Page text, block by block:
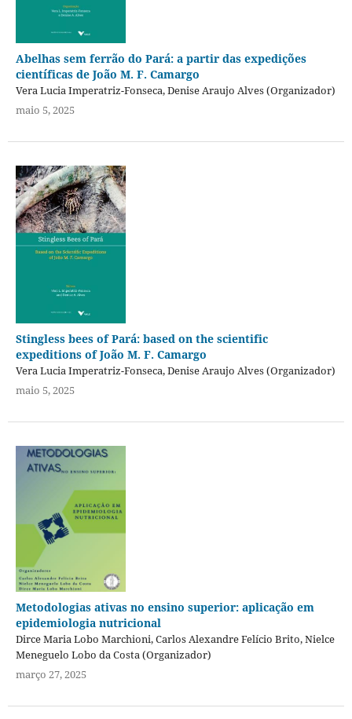
Abelhas sem ferrão do Pará: a partir das expedições
científicas de João M. F. Camargo
Vera Lucia Imperatriz-Fonseca, Denise Araujo Alves (Organizador)
maio 5, 2025
Stingless bees of Pará: based on the scientific
expeditions of João M. F. Camargo
Vera Lucia Imperatriz-Fonseca, Denise Araujo Alves (Organizador)
maio 5, 2025
Metodologias ativas no ensino superior: aplicação em
epidemiologia nutricional
Dirce Maria Lobo Marchioni, Carlos Alexandre Felício Brito, Nielce
Meneguelo Lobo da Costa (Organizador)
março 27, 2025